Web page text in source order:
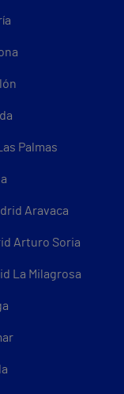
Palmas
Aravaca
Arturo Soria
La Milagrosa